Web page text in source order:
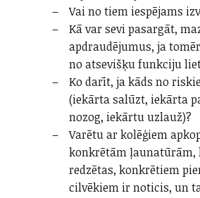
Vai no tiem iespējams
Kā var sevi pasargāt,
apdraudējumus, ja
no atsevišķu funkciju
Ko darīt, ja kāds no
(iekārta salūzt, iekārta
nozog, iekārtu uzlauž)?
Varētu ar kolēģiem
konkrētām ļaunatūrām,
redzētas, konkrētiem
cilvēkiem ir noticis, un